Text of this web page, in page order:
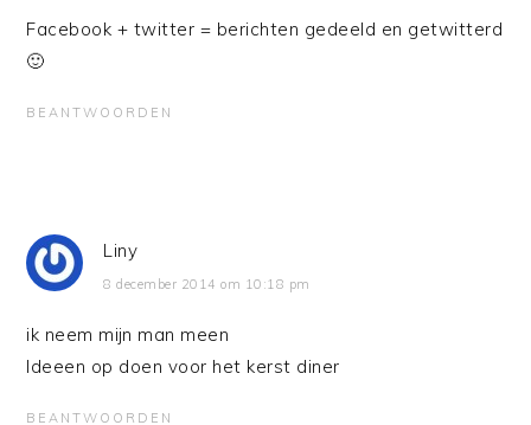
Facebook + twitter = berichten gedeeld en getwitterd
🙂
BEANTWOORDEN
Liny
8 december 2014 om 10:18 pm
ik neem mijn man meen
Ideeen op doen voor het kerst diner
BEANTWOORDEN